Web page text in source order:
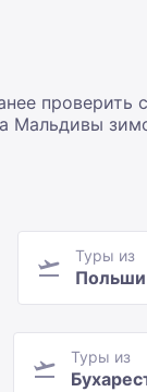
проверить
Мальдивы
Туры из
Польши
Туры из